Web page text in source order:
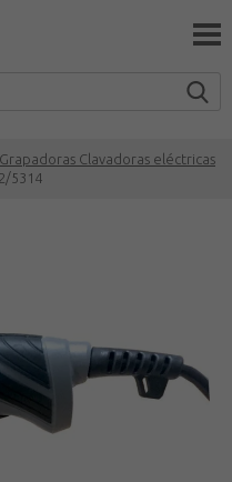
Grapadoras Clavadoras eléctricas
5314